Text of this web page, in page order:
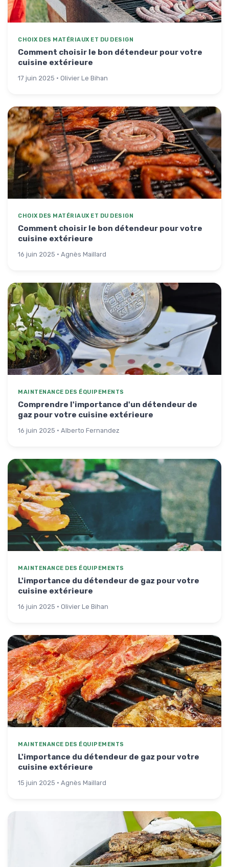
CHOIX DES MATÉRIAUX ET DU DESIGN
Comment choisir le bon détendeur pour votre
cuisine extérieure
17 juin 2025 · Olivier Le Bihan
CHOIX DES MATÉRIAUX ET DU DESIGN
Comment choisir le bon détendeur pour votre
cuisine extérieure
16 juin 2025 · Agnès Maillard
MAINTENANCE DES ÉQUIPEMENTS
Comprendre l'importance d'un détendeur de
gaz pour votre cuisine extérieure
16 juin 2025 · Alberto Fernandez
MAINTENANCE DES ÉQUIPEMENTS
L'importance du détendeur de gaz pour votre
cuisine extérieure
16 juin 2025 · Olivier Le Bihan
MAINTENANCE DES ÉQUIPEMENTS
L'importance du détendeur de gaz pour votre
cuisine extérieure
15 juin 2025 · Agnès Maillard